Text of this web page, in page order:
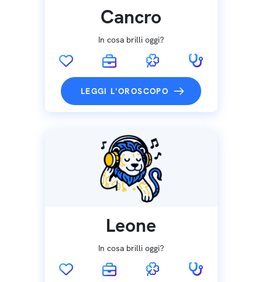
Cancro
In cosa brilli oggi?
LEGGI L'OROSCOPO
Leone
In cosa brilli oggi?